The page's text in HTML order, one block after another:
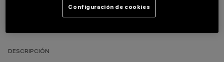
DATOS TÉCNICOS
DESCRIPCIÓN
Configuración de cookies